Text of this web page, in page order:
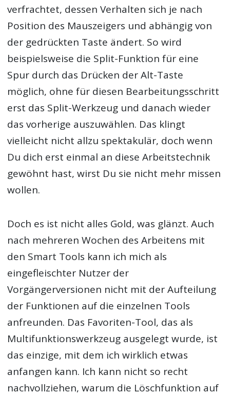
verfrachtet, dessen Verhalten sich je nach
Position des Mauszeigers und abhängig von
der gedrückten Taste ändert. So wird
beispielsweise die Split-Funktion für eine
Spur durch das Drücken der Alt-Taste
möglich, ohne für diesen Bearbeitungsschritt
erst das Split-Werkzeug und danach wieder
das vorherige auszuwählen. Das klingt
vielleicht nicht allzu spektakulär, doch wenn
Du dich erst einmal an diese Arbeitstechnik
gewöhnt hast, wirst Du sie nicht mehr missen
wollen.
Doch es ist nicht alles Gold, was glänzt. Auch
nach mehreren Wochen des Arbeitens mit
den Smart Tools kann ich mich als
eingefleischter Nutzer der
Vorgängerversionen nicht mit der Aufteilung
der Funktionen auf die einzelnen Tools
anfreunden. Das Favoriten-Tool, das als
Multifunktionswerkzeug ausgelegt wurde, ist
das einzige, mit dem ich wirklich etwas
anfangen kann. Ich kann nicht so recht
nachvollziehen, warum die Löschfunktion auf